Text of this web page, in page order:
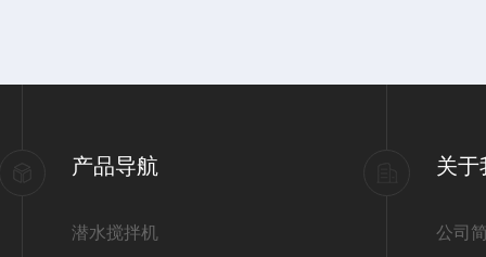
产品导航
潜水搅拌机
关于
公司